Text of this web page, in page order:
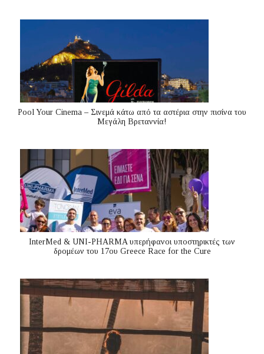
Pool Your Cinema – Σινεμά κάτω από τα αστέρια στην πισίνα του
Μεγάλη Βρεταννία!
InterMed & UNI-PHARMA υπερήφανοι υποστηρικτές των
δρομέων του 17ου Greece Race for the Cure